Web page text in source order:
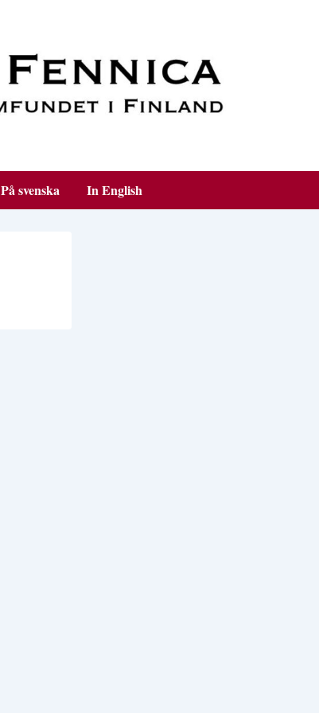
På svenska In English